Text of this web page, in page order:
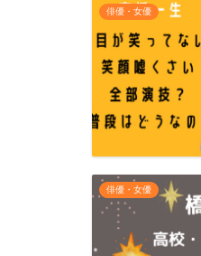
俳優・女優
俳優・女優